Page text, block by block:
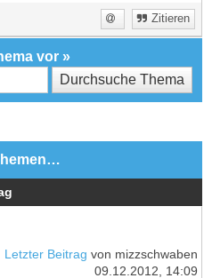
Zitieren
vor »
Letzter Beitrag von mizzschwaben
09.12.2012, 14:09